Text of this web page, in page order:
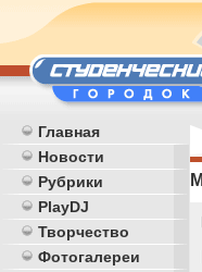
Главная
Новости
Рубрики
PlayDJ
Творчество
Фотогалереи